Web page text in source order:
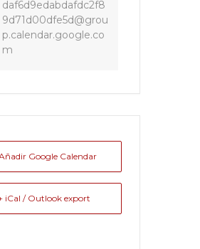
daf6d9edabdafdc2f8
9d71d00dfe5d@grou
p.calendar.google.co
m
Google Calendar
iCal / Outlook export